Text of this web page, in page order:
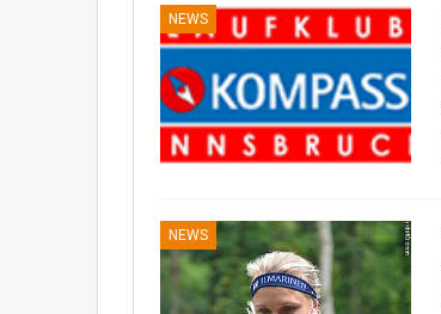
NEWS
NEWS